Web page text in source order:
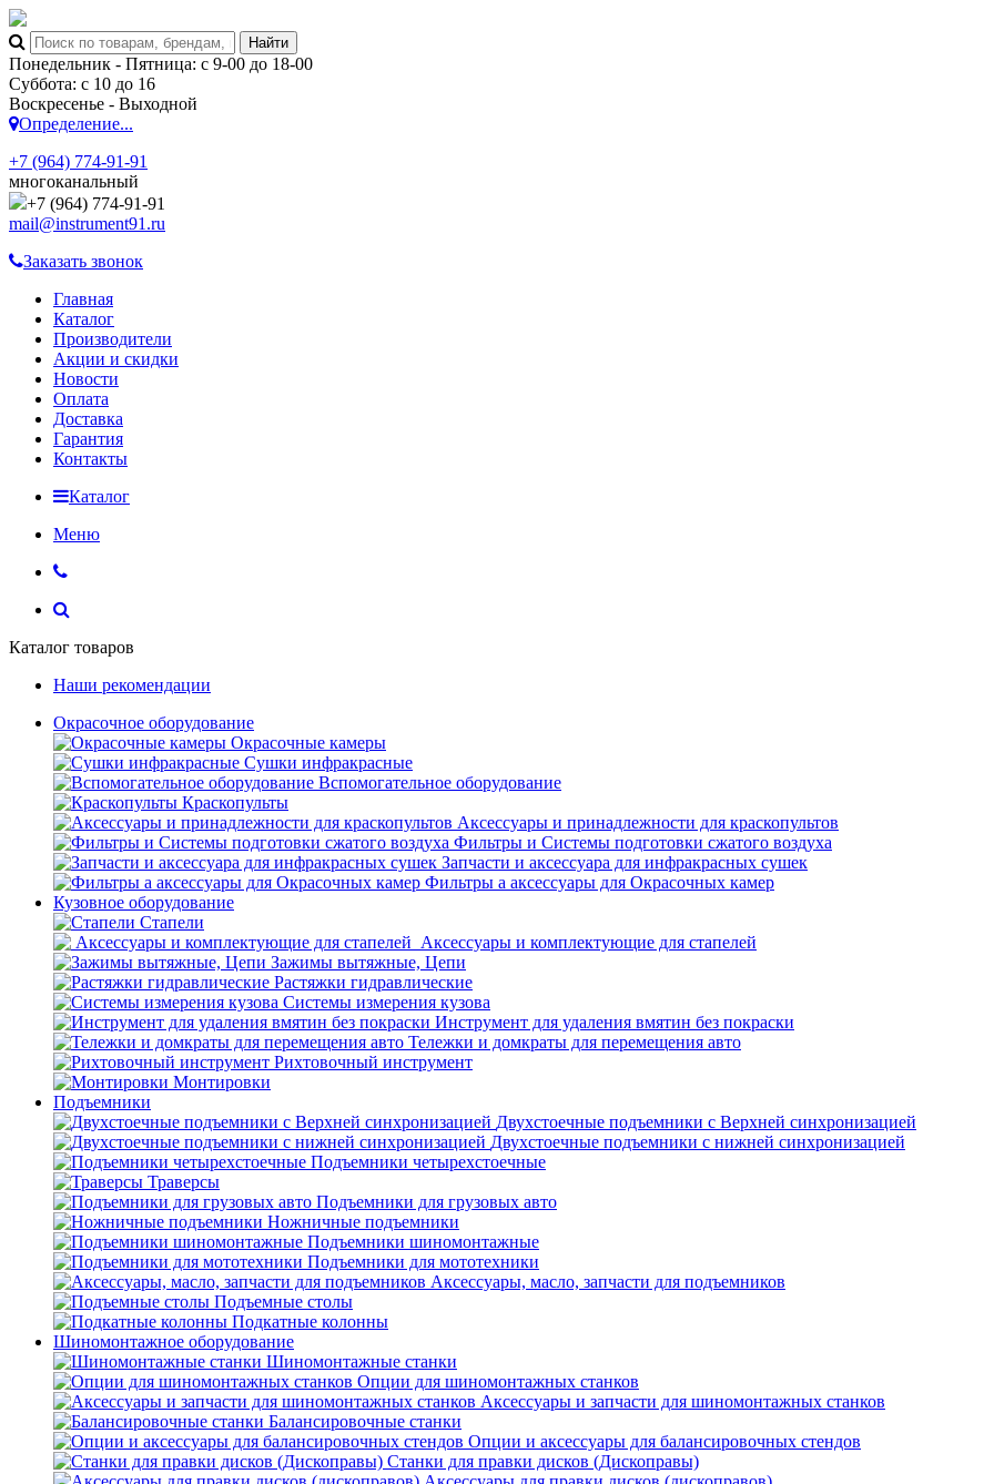
Понедельник - Пятница: с 9-00 до 18-00
Суббота: с 10 до 16
Воскресенье - Выходной
Определение...
+7 (964) 774-91-91
многоканальный
+7 (964) 774-91-91
mail@instrument91.ru
Заказать звонок
Главная
Каталог
Производители
Акции и скидки
Новости
Оплата
Доставка
Гарантия
Контакты
Каталог
Меню
Каталог товаров
Наши рекомендации
Окрасочное оборудование
Окрасочные камеры
Сушки инфракрасные
Вспомогательное оборудование
Краскопульты
Аксессуары и принадлежности для краскопультов
Фильтры и Системы подготовки сжатого воздуха
Запчасти и аксессуара для инфракрасных сушек
Фильтры а аксессуары для Окрасочных камер
Кузовное оборудование
Стапели
Аксессуары и комплектующие для стапелей
Зажимы вытяжные, Цепи
Растяжки гидравлические
Системы измерения кузова
Инструмент для удаления вмятин без покраски
Тележки и домкраты для перемещения авто
Рихтовочный инструмент
Монтировки
Подъемники
Двухстоечные подъемники с Верхней синхронизацией
Двухстоечные подъемники с нижней синхронизацией
Подъемники четырехстоечные
Траверсы
Подъемники для грузовых авто
Ножничные подъемники
Подъемники шиномонтажные
Подъемники для мототехники
Аксессуары, масло, запчасти для подъемников
Подъемные столы
Подкатные колонны
Шиномонтажное оборудование
Шиномонтажные станки
Опции для шиномонтажных станков
Аксессуары и запчасти для шиномонтажных станков
Балансировочные станки
Опции и аксессуары для балансировочных стендов
Станки для правки дисков (Дископравы)